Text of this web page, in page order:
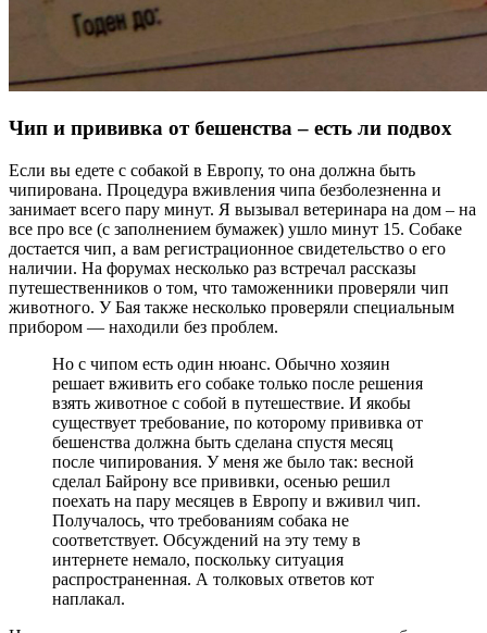
Чип и прививка от бешенства – есть ли подвох
Если вы едете с собакой в Европу, то она должна быть
чипирована. Процедура вживления чипа безболезненна и
занимает всего пару минут. Я вызывал ветеринара на дом – на
все про все (с заполнением бумажек) ушло минут 15. Собаке
достается чип, а вам регистрационное свидетельство о его
наличии. На форумах несколько раз встречал рассказы
путешественников о том, что таможенники проверяли чип
животного. У Бая также несколько проверяли специальным
прибором — находили без проблем.
Но с чипом есть один нюанс. Обычно хозяин
решает вживить его собаке только после решения
взять животное с собой в путешествие. И якобы
существует требование, по которому прививка от
бешенства должна быть сделана спустя месяц
после чипирования. У меня же было так: весной
сделал Байрону все прививки, осенью решил
поехать на пару месяцев в Европу и вживил чип.
Получалось, что требованиям собака не
соответствует. Обсуждений на эту тему в
интернете немало, поскольку ситуация
распространенная. А толковых ответов кот
наплакал.